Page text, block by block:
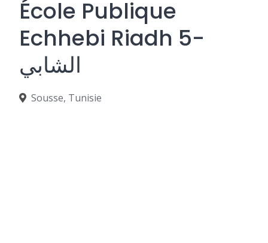
École Publique
Echhebi Riadh 5-
الشابي
Sousse, Tunisie